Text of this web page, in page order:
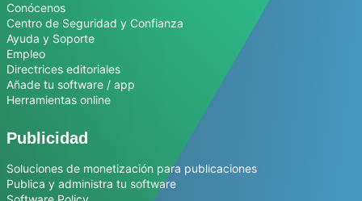
Conócenos
Centro de Seguridad y Confianza
Ayuda y Soporte
Empleo
Directrices editoriales
Añade tu software / app
Herramientas online
Publicidad
Soluciones de monetización para publicaciones
Publica y administra tu software